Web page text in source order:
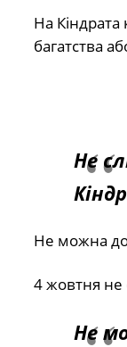
На
багатства
Не
Не можна
4 жовтня не
Не